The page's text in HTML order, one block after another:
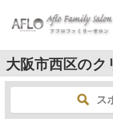
大阪市西区のク
ス